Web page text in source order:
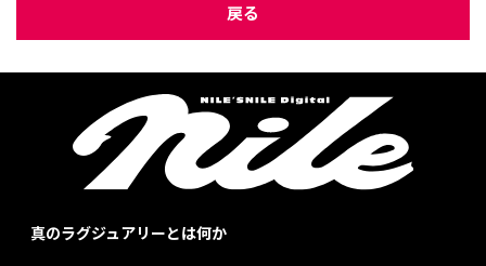
戻る
真のラグジュアリーとは何か